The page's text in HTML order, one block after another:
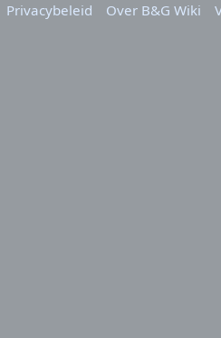
Privacybeleid
Over B&G Wiki